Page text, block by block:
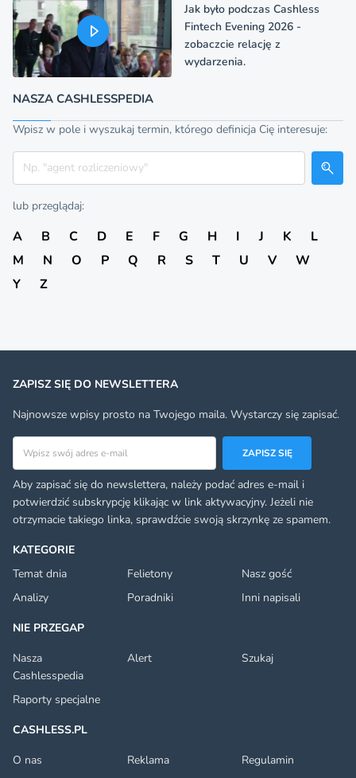
Jak było podczas Cashless
Fintech Evening 2026 -
zobaczcie relację z
wydarzenia.
NASZA CASHLESSPEDIA
Wpisz w pole i wyszukaj termin, którego definicja Cię interesuje:
Szukaj
lub przeglądaj:
A B C D E F G H I J K
L
M
N O P Q R S T U V
W
Y
Z
KATEGORIE
Temat dnia
Felietony
Nasz gość
Analizy
Poradniki
Inni napisali
NIE PRZEGAP
Nasza
Cashlesspedia
Alert Szukaj
Raporty specjalne
CASHLESS.PL
O nas
Reklama
Regulamin
ZAPISZ SIĘ DO NEWSLETTERA
Najnowsze wpisy prosto na Twojego maila. Wystarczy się zapisać.
Adres email
ZAPISZ SIĘ
Aby zapisać się do newslettera, należy podać adres e-mail i
potwierdzić subskrypcję klikając w link aktywacyjny. Jeżeli nie
otrzymacie takiego linka, sprawdźcie swoją skrzynkę ze spamem.